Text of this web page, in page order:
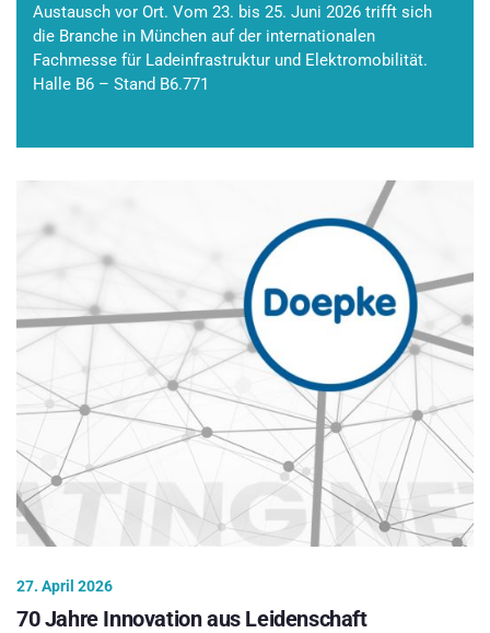
Austausch vor Ort. Vom 23. bis 25. Juni 2026 trifft sich
die Branche in München auf der internationalen
Fachmesse für Ladeinfrastruktur und Elektromobilität.
Halle B6 – Stand B6.771
27. April 2026
70 Jahre Innovation aus Leidenschaft